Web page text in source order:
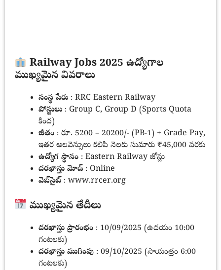
Railway Jobs 2025 ఉద్యోగాల
ముఖ్యమైన వివరాలు
సంస్థ పేరు : RRC Eastern Railway
పోస్టులు : Group C, Group D (Sports Quota
కింద)
జీతం : రూ. 5200 – 20200/- (PB-1) + Grade Pay,
ఇతర అలవెన్సులు కలిపి నెలకు సుమారు ₹45,000 వరకు
ఉద్యోగ స్థానం : Eastern Railway జోన్లు
దరఖాస్తు మోడ్ : Online
వెబ్‌సైట్ : www.rrcer.org
ముఖ్యమైన తేదీలు
దరఖాస్తు ప్రారంభం : 10/09/2025 (ఉదయం 10:00
గంటలకు)
దరఖాస్తు ముగింపు : 09/10/2025 (సాయంత్రం 6:00
గంటలకు)